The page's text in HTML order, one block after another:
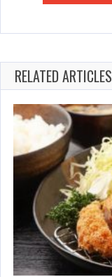
RELATED ARTICLES